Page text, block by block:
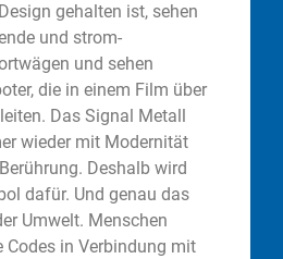
gehalten ist, sehen
und strom-
und sehen
die in einem Film über
Das Signal Metall
wieder mit Modernität
Deshalb wird
dafür. Und genau das
Umwelt. Menschen
Codes in Verbindung mit